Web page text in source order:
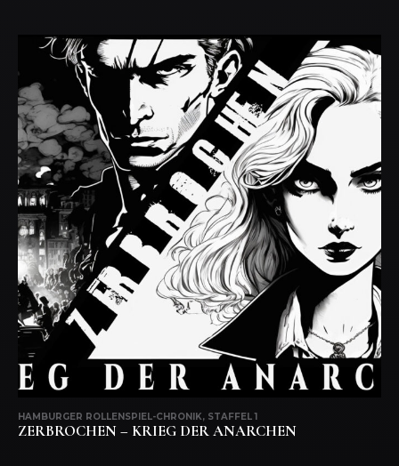
HAMBURGER ROLLENSPIEL-CHRONIK, STAFFEL 1
ZERBROCHEN – KRIEG DER ANARCHEN